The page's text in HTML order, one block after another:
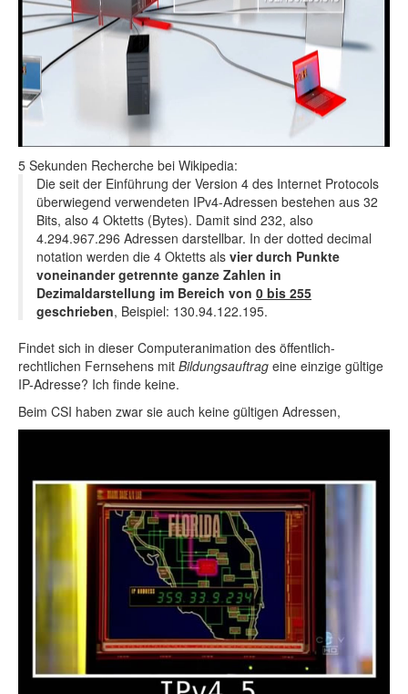
5 Sekunden Recherche bei Wikipedia:
Die seit der Einführung der Version 4 des Internet Protocols
überwiegend verwendeten IPv4-Adressen bestehen aus 32
Bits, also 4 Oktetts (Bytes). Damit sind 232, also
4.294.967.296 Adressen darstellbar. In der dotted decimal
notation werden die 4 Oktetts als vier durch Punkte
voneinander getrennte ganze Zahlen in
Dezimaldarstellung im Bereich von 0 bis 255
geschrieben, Beispiel: 130.94.122.195.
Findet sich in dieser Computeranimation des öffentlich-
rechtlichen Fernsehens mit Bildungsauftrag eine einzige gültige
IP-Adresse? Ich finde keine.
Beim CSI haben zwar sie auch keine gültigen Adressen,